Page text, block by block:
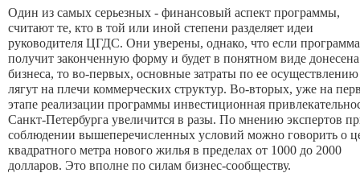
Один из самых серьезных - финансовый аспект программы,
считают те, кто в той или иной степени разделяет идеи
руководителя ЦГДС. Они уверены, однако, что если программа
получит законченную форму и будет в понятном виде
бизнеса, то во-первых, основные затраты по ее
лягут на плечи коммерческих структур. Во-вторых, уже на
этапе реализации программы инвестиционная
Санкт-Петербурга увеличится в разы. По мнению экспертов
соблюдении вышеперечисленных условий можно говорить о
квадратного метра нового жилья в пределах от 1000 до 2000
долларов. Это вполне по силам бизнес-сообществу.